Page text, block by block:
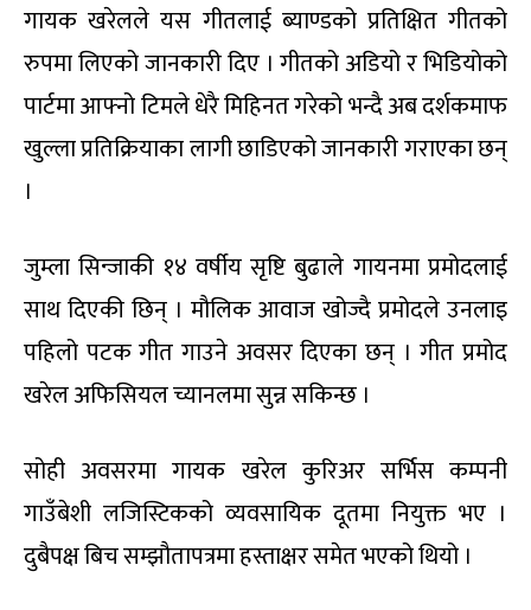
गायक खरेलले यस गीतलाई ब्याण्डको प्रतिक्षित गीतको
रुपमा लिएको जानकारी दिए । गीतको अडियो र भिडियोको
पार्टमा आफ्नो टिमले धेरै मिहिनत गरेको भन्दै अब दर्शकमाफ
खुल्ला प्रतिक्रियाका लागी छाडिएको जानकारी गराएका छन्
।
जुम्ला सिन्जाकी १४ वर्षीय सृष्टि बुढाले गायनमा प्रमोदलाई
साथ दिएकी छिन् । मौलिक आवाज खोज्दै प्रमोदले उनलाइ
पहिलो पटक गीत गाउने अवसर दिएका छन् । गीत प्रमोद
खरेल अफिसियल च्यानलमा सुन्न सकिन्छ ।
सोही अवसरमा गायक खरेल कुरिअर सर्भिस कम्पनी
गाउँबेशी लजिस्टिकको व्यवसायिक दूतमा नियुक्त भए ।
दुबैपक्ष बिच सम्झौतापत्रमा हस्ताक्षर समेत भएको थियो ।